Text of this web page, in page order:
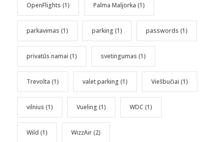
OpenFlights (1) Palma Maljorka (1)
parkavimas (1) parking (1) passwords (1)
privatūs namai (1) svetingumas (1)
Trevolta (1) valet parking (1) Viešbučiai (1)
vilnius (1) Vueling (1) WDC (1)
Wild (1) WizzAir(2)